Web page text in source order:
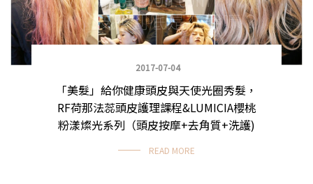
2017-07-04
「美髮」給你健康頭皮與天使光圈秀髮，
RF荷那法蕊頭皮護理課程&LUMICIA櫻桃
粉漾燦光系列（頭皮按摩+去角質+洗護)
READ MORE